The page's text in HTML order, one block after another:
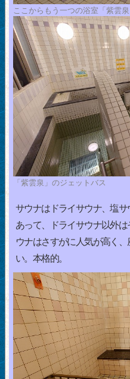
ここからもう一つの浴室「紫雲泉
「紫雲泉」のジェットバス
サウナはドライサウナ、塩
あって、ドライサウナ以外
ウナはさすがに人気が高く
い。本格的。